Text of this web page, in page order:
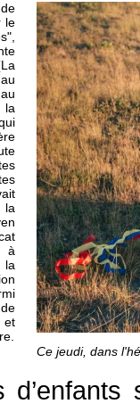
le
la
à
la
et
Ce jeudi, dans